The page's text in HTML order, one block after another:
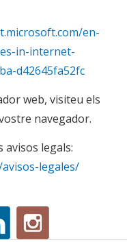
en-
in-internet-
d42645fa52fc
web, visiteu els
navegador.
legals:
legales/